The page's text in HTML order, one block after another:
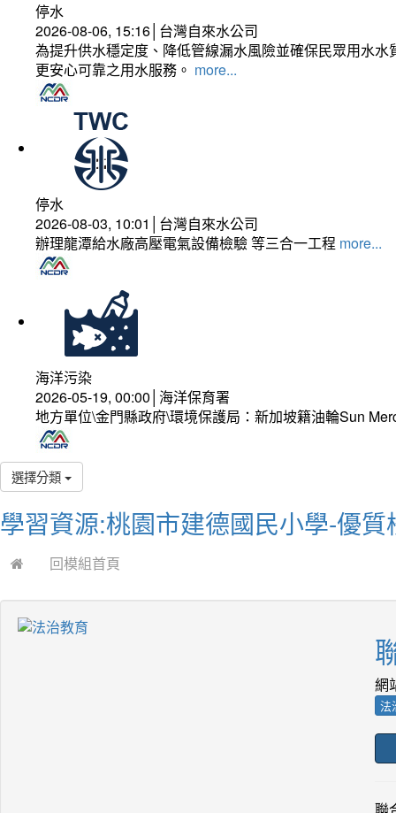
停水
2026-08-06, 15:16│台灣自來水公司
為提升供水穩定度、降低管線漏水風險並確保民眾用水
更安心可靠之用水服務。 more...
停水
2026-08-03, 10:01│台灣自來水公司
辦理龍潭給水廠高壓電氣設備檢驗 等三合一工程 more...
海洋污染
2026-05-19, 00:00│海洋保育署
地方單位\金門縣政府\環境保護局：新加坡籍油輪Sun
選擇分類
學習資源:桃園市建德國民小學-優質
回模組首頁
網
法